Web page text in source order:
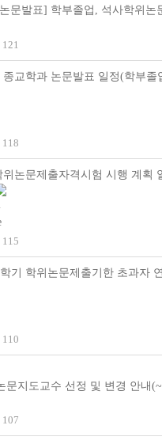
문발표] 학부졸업, 석사학위논
121
종교학과 논문발표 일정(학부졸
118
위논문제출자격시험 시행 계획
115
기 학위논문제출기한 초과자
110
문지도교수 선정 및 변경 안내
107